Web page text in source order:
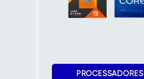
PROCESSADORES